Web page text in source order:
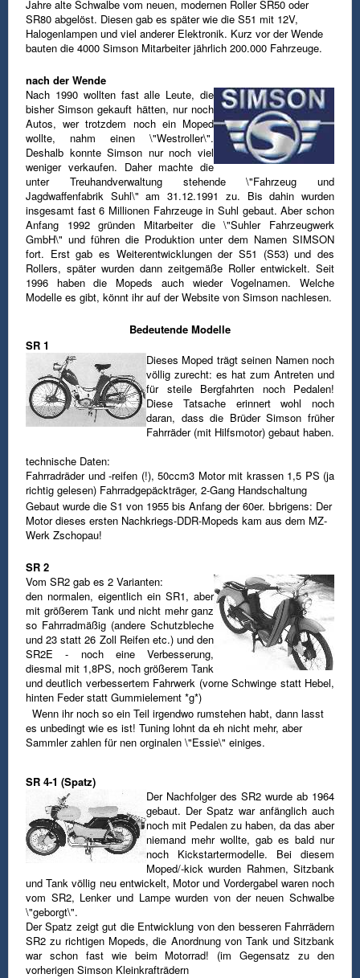
Jahre alte Schwalbe vom neuen, modernen Roller SR50 oder
SR80 abgelöst. Diesen gab es später wie die S51 mit 12V,
Halogenlampen und viel anderer Elektronik. Kurz vor der Wende
bauten die 4000 Simson Mitarbeiter jährlich 200.000 Fahrzeuge.
nach der Wende
Nach 1990 wollten fast alle Leute, die
bisher Simson gekauft hätten, nur noch
Autos, wer trotzdem noch ein Moped
wollte, nahm einen \"Westroller\".
Deshalb konnte Simson nur noch viel
weniger verkaufen. Daher machte die
unter Treuhandverwaltung stehende\"Fahrzeug und
Jagdwaffenfabrik Suhl\" am 31.12.1991 zu. Bis dahin wurden
insgesamt fast 6 Millionen Fahrzeuge in Suhl gebaut.Aber schon
Anfang 1992 gründen Mitarbeiter die \"Suhler Fahrzeugwerk
GmbH\" und führen die Produktion unter dem Namen SIMSON
fort. Erst gab es Weiterentwicklungen der S51 (S53) und des
Rollers, später wurden dann zeitgemäße Roller entwickelt. Seit
1996 haben die Mopeds auch wieder Vogelnamen. Welche
Modelle es gibt, könnt ihr auf der Website von Simson nachlesen.
Bedeutende Modelle
SR 1
Dieses Moped trägt seinen Namen noch
völlig zurecht: es hat zum Antreten und
für steile Bergfahrten noch Pedalen!
Diese Tatsache erinnert wohl noch
daran, dass die Brüder Simson früher
Fahrräder (mit Hilfsmotor) gebaut haben.
technische Daten:
Fahrradräder und -reifen (!), 50ccm3 Motor mit krassen 1,5 PS (ja
richtig gelesen) Fahrradgepäckträger, 2-Gang Handschaltung
Gebaut wurde die S1 von 1955 bis Anfang der 60er. Ьbrigens: Der
Motor dieses ersten Nachkriegs-DDR-Mopeds kam aus dem MZ-
Werk Zschopau!
SR 2
Vom SR2 gab es 2 Varianten:
den normalen, eigentlich ein SR1, aber
mit größerem Tank und nicht mehr ganz
so Fahrradmäßig (andere Schutzbleche
und 23 statt 26 Zoll Reifen etc.) und den
SR2E - noch eine Verbesserung,
diesmal mit 1,8PS, noch größerem Tank
und deutlich verbessertem Fahrwerk (vorne Schwinge statt Hebel,
hinten Feder statt Gummielement *g*)
Wenn ihr noch so ein Teil irgendwo rumstehen habt, dann lasst
es unbedingt wie es ist! Tuning lohnt da eh nicht mehr, aber
Sammlerzahlen für nen orginalen \"Essie\" einiges.
SR 4-1 (Spatz)
Der Nachfolger des SR2 wurde ab 1964
gebaut. Der Spatz war anfänglich auch
noch mit Pedalen zu haben, da das aber
niemand mehr wollte, gab es bald nur
noch Kickstartermodelle. Bei diesem
Moped/-kick wurden Rahmen, Sitzbank
und Tank völlig neu entwickelt, Motor und Vordergabel waren noch
vom SR2, Lenker und Lampe wurden von der neuen Schwalbe
\"geborgt\".
Der Spatz zeigt gut die Entwicklung von den besseren Fahrrädern
SR2 zu richtigen Mopeds, die Anordnung von Tank und Sitzbank
war schon fast wie beim Motorrad! (im Gegensatz zu den
vorherigen Simson Kleinkrafträdern